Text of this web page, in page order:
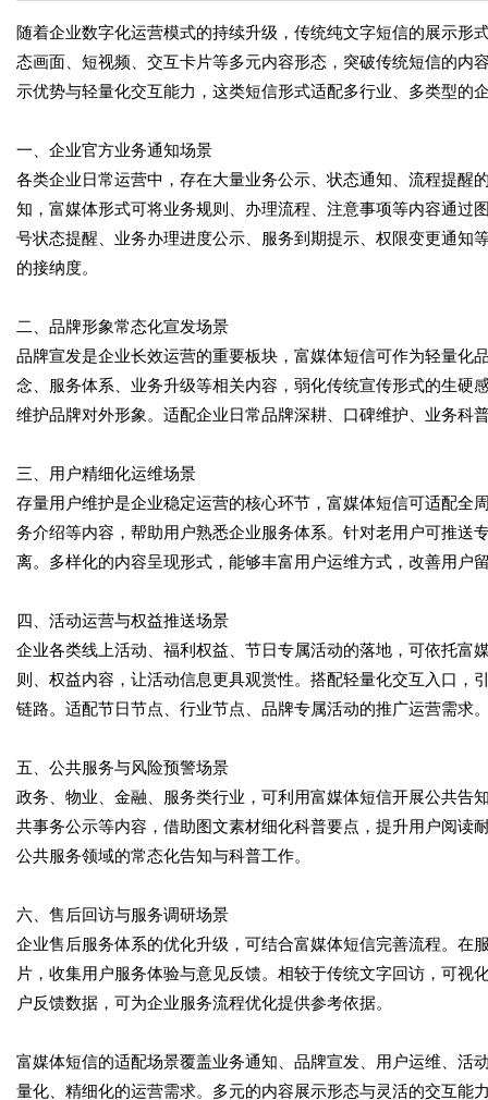
随着企业数字化运营模式的持续升级，传统纯文字短信的展示
态画面、短视频、交互卡片等多元内容形态，突破传统短信的
示优势与轻量化交互能力，这类短信形式适配多行业、多类型
一、企业官方业务通知场景
各类企业日常运营中，存在大量业务公示、状态通知、流程提醒
知，富媒体形式可将业务规则、办理流程、注意事项等内容通过
号状态提醒、业务办理进度公示、服务到期提示、权限变更通知
的接纳度。
二、品牌形象常态化宣发场景
品牌宣发是企业长效运营的重要板块，富媒体短信可作为轻量化
念、服务体系、业务升级等相关内容，弱化传统宣传形式的生硬
维护品牌对外形象。适配企业日常品牌深耕、口碑维护、业务科
三、用户精细化运维场景
存量用户维护是企业稳定运营的核心环节，富媒体短信可适配全
务介绍等内容，帮助用户熟悉企业服务体系。针对老用户可推送
离。多样化的内容呈现形式，能够丰富用户运维方式，改善用户
四、活动运营与权益推送场景
企业各类线上活动、福利权益、节日专属活动的落地，可依托富
则、权益内容，让活动信息更具观赏性。搭配轻量化交互入口
链路。适配节日节点、行业节点、品牌专属活动的推广运营需求
五、公共服务与风险预警场景
政务、物业、金融、服务类行业，可利用富媒体短信开展公共告
共事务公示等内容，借助图文素材细化科普要点，提升用户阅读
公共服务领域的常态化告知与科普工作。
六、售后回访与服务调研场景
企业售后服务体系的优化升级，可结合富媒体短信完善流程。在
片，收集用户服务体验与意见反馈。相较于传统文字回访，可
户反馈数据，可为企业服务流程优化提供参考依据。
富媒体短信的适配场景覆盖业务通知、品牌宣发、用户运维、活
量化、精细化的运营需求。多元的内容展示形态与灵活的交互能